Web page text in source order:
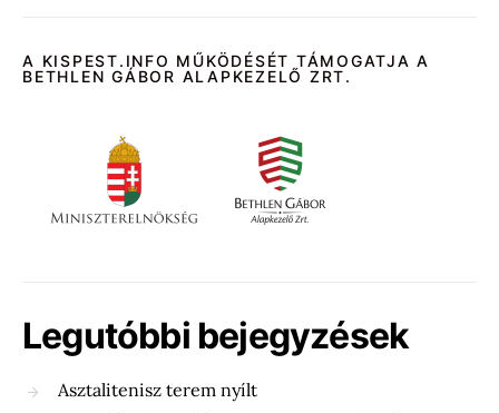
A KISPEST.INFO MŰKÖDÉSÉT TÁMOGATJA A
BETHLEN GÁBOR ALAPKEZELŐ ZRT.
Legutóbbi bejegyzések
Asztalitenisz terem nyílt